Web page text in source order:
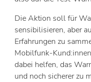
Die Aktion soll für
sensibilisieren, aber
Erfahrungen zu
Mobilfunk-
dabei helfen, das
und noch sicherer zu